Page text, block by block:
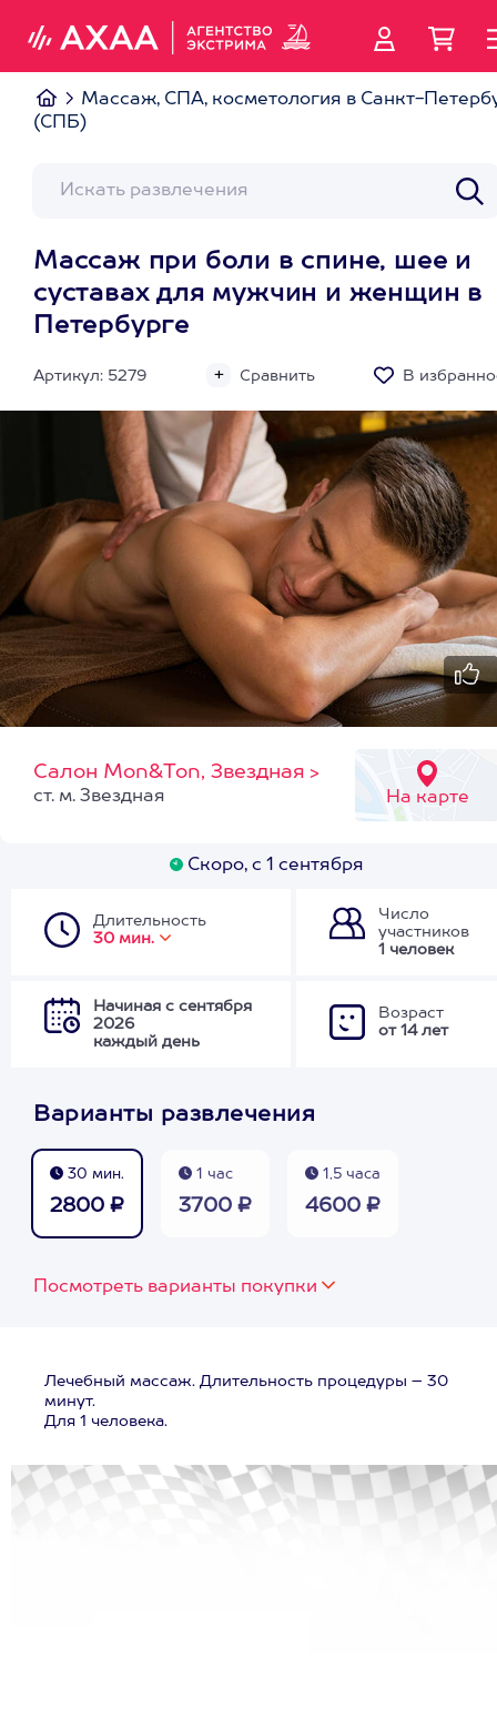
Массаж, СПА, косметология в Санкт-
(СПБ)
Массаж при боли в спине, шее и
суставах для мужчин и женщин в
Петербурге
Артикул: 5279 Сравнить В
Салон Mon&Ton, Звездная >
На карте
ст. м. Звездная
Скоро, с 1 сентября
Длительность
30 мин.
Число
участников
1 человек
Начиная с сентября
2026
каждый день
Возраст
от 14 лет
Варианты развлечения
30 мин.
2800 ₽
1 час
3700 ₽
1,5 часа
4600 ₽
Посмотреть варианты покупки
Лечебный массаж. Длительность процедуры – 30
минут.
Для 1 человека.